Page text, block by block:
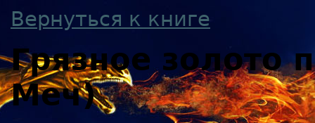
Вернуться к книге
Грязное
Меч)